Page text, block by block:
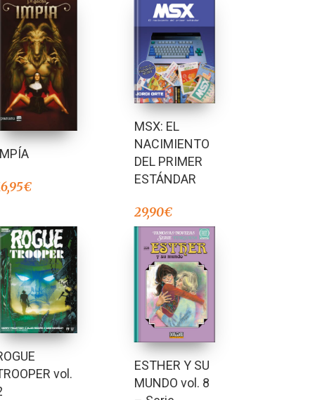
€
MSX: EL
NACIMIENTO
DEL PRIMER
ESTÁNDAR
29,90€
vol.
ESTHER Y SU
MUNDO vol. 8